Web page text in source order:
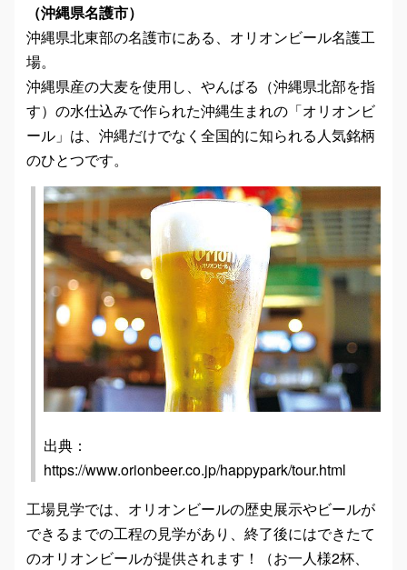
（沖縄県名護市）
沖縄県北東部の名護市にある、オリオンビール名護工
場。
沖縄県産の大麦を使用し、やんばる（沖縄県北部を指
す）の水仕込みで作られた沖縄生まれの「オリオンビ
ール」は、沖縄だけでなく全国的に知られる人気銘柄
のひとつです。
出典：
https://www.orionbeer.co.jp/happypark/tour.html
工場見学では、オリオンビールの歴史展示やビールが
できるまでの工程の見学があり、終了後にはできたて
のオリオンビールが提供されます！（お一人様2杯、